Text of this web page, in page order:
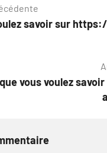
savoir sur
vous voulez